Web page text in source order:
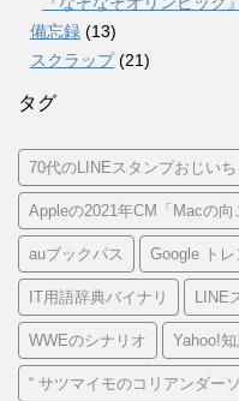
備忘録 (13)
スクラップ(21)
タグ
70代のLINEスタンプおじいち
Appleの2021年CM「Macの
auブックパス Google トレ
IT用語辞典バイナリ LINE
WWEのシナリオ Yahoo!
“ サツマイモのコリアンダー